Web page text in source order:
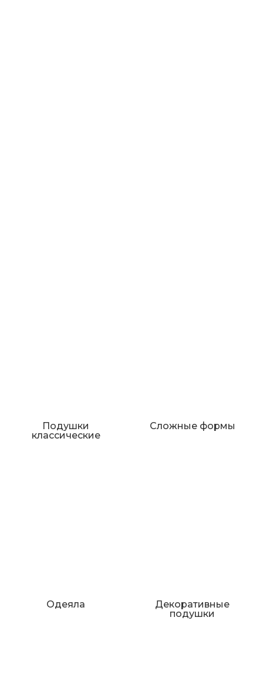
Подушки
классические
Сложные формы
Одеяла
Декоративные
подушки